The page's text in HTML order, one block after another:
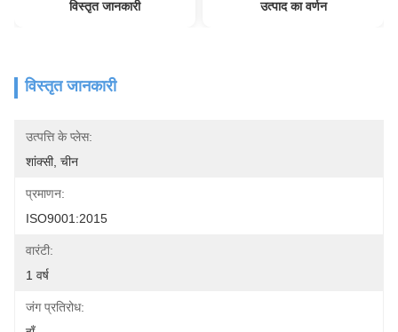
विस्तृत जानकारी उत्पाद का वर्णन
विस्तृत जानकारी
उत्पत्ति के प्लेस:
शांक्सी, चीन
प्रमाणन:
ISO9001:2015
वारंटी:
1 वर्ष
जंग प्रतिरोध: